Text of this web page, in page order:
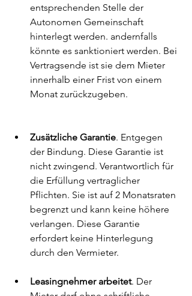
entsprechenden Stelle der
Autonomen Gemeinschaft
hinterlegt werden. andernfalls
könnte es sanktioniert werden. Bei
Vertragsende ist sie dem Mieter
innerhalb einer Frist von einem
Monat zurückzugeben.
Zusätzliche Garantie. Entgegen
der Bindung. Diese Garantie ist
nicht zwingend. Verantwortlich für
die Erfüllung vertraglicher
Pflichten. Sie ist auf 2 Monatsraten
begrenzt und kann keine höhere
verlangen. Diese Garantie
erfordert keine Hinterlegung
durch den Vermieter.
Leasingnehmer arbeitet. Der